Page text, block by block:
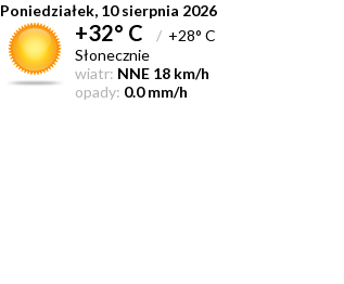
Poniedziałek, 10 sierpnia 2026
+32° C / +28° C
Słonecznie
wiatr: NNE 18 km/h
opady: 0.0 mm/h